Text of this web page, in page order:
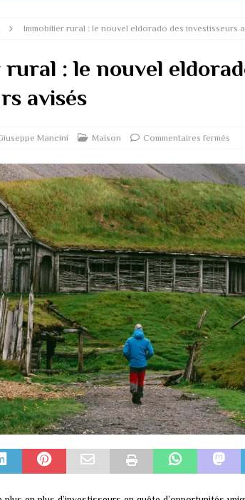
Immobilier rural : le nouvel eldorado des investisseurs
: le nouvel
avisés
Mancini Maison Commentaires fermés